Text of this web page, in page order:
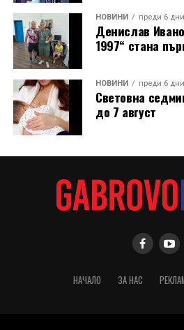
НОВИНИ преди 6 дни
Денислав
1997“ стана
НОВИНИ преди 6 дни
Световна
до 7 август
НАЧАЛО ЗА НАС